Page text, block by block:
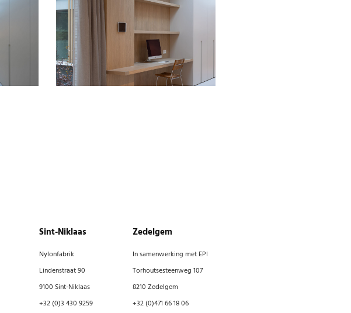
Sint-Niklaas
Nylonfabrik
Lindenstraat 90
9100 Sint-Niklaas
+32 (0)3 430 9259
Zedelgem
In samenwerking met EPI
Torhoutsesteenweg 107
8210 Zedelgem
+32 (0)471 66 18 06